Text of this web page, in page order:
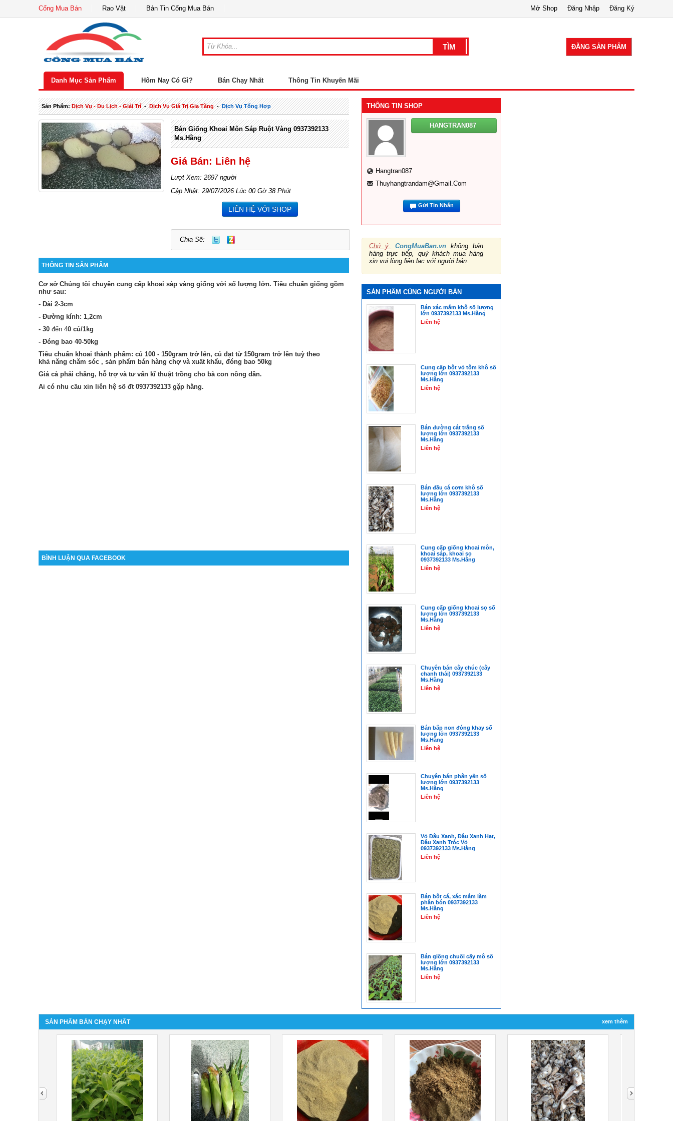
Cổng Mua Bán Rao Vặt Bản Tin Cổng Mua Bán Đăng Ký
Đăng Nhập
Mở Shop
ĐĂNG SẢN PHẨM
Danh Mục Sản Phẩm Hôm Nay Có Gì? Bán Chạy Nhất Thông Tin Khuyến Mãi
Sản Phẩm:Dịch Vụ - Du Lịch - Giải Trí-Dịch Vụ Giá Trị Gia Tăng-Dịch Vụ Tổng Hợp
Bán Giống Khoai Môn Sáp Ruột Vàng 0937392133
Ms.Hằng
Giá Bán: Liên hệ
Lượt Xem: 2697 người
Cập Nhật: 29/07/2026 Lúc 00 Gờ 38 Phút
LIÊN HỆ VỚI SHOP
Chia Sẽ:
THÔNG TIN SẢN PHẨM
Cơ sở Chúng tôi chuyên cung cấp khoai sáp vàng giống với số lượng lớn. Tiêu chuẩn giống gồm
như sau:
- Dài 2-3cm
- Đường kính: 1,2cm
- 30 đến 40 củ/1kg
- Đóng bao 40-50kg
Tiêu chuẩn khoai thành phẩm: củ 100 - 150gram trở lên, củ đạt từ 150gram trở lên tuỳ theo
khả năng chăm sóc , sản phẩm bán hàng chợ và xuất khẩu, đóng bao 50kg
Giá cả phải chăng, hỗ trợ và tư vấn kĩ thuật trồng cho bà con nông dân.
Ai có nhu cầu xin liên hệ số đt 0937392133 gặp hằng.
BÌNH LUẬN QUA FACEBOOK
THÔNG TIN SHOP
HANGTRAN087
Hangtran087
Thuyhangtrandam@gmail.com
Gửi Tin Nhắn
Chú ý: CongMuaBan.vn không bán
hàng trực tiếp, quý khách mua hàng
xin vui lòng liên lạc với người bán.
SẢN PHẨM CÙNG NGƯỜI BÁN
Bán xác mắm khô số lượng
lớn 0937392133 Ms.Hằng
Liên hệ
Cung cấp bột vỏ tôm khô số
lượng lớn 0937392133
Ms.Hằng
Liên hệ
Bán đường cát trắng số
lượng lớn 0937392133
Ms.Hằng
Liên hệ
Bán đầu cá cơm khô số
lượng lớn 0937392133
Ms.Hằng
Liên hệ
Cung cấp giống khoai môn,
khoai sáp, khoai sọ
0937392133 Ms.Hằng
Liên hệ
Cung cấp giống khoai sọ số
lượng lớn 0937392133
Ms.Hằng
Liên hệ
Chuyên bán cây chúc (cây
chanh thái) 0937392133
Ms.Hằng
Liên hệ
Bán bắp non đóng khay số
lượng lớn 0937392133
Ms.Hằng
Liên hệ
Chuyên bán phân yến số
lượng lớn 0937392133
Ms.Hằng
Liên hệ
Vỏ Đậu Xanh, Đậu Xanh Hạt,
Đậu Xanh Tróc Vỏ
0937392133 Ms.Hằng
Liên hệ
Bán bột cá, xác mắm làm
phân bón 0937392133
Ms.Hằng
Liên hệ
Bán giống chuối cấy mô số
lượng lớn 0937392133
Ms.Hằng
Liên hệ
SẢN PHẨM BÁN CHẠY NHẤT xem thêm
next